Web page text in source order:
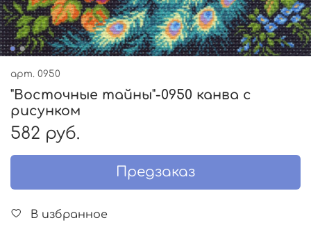
арт. 0950
"Восточные тайны"-0950 канва с
рисунком
582 руб.
Предзаказ
В избранное